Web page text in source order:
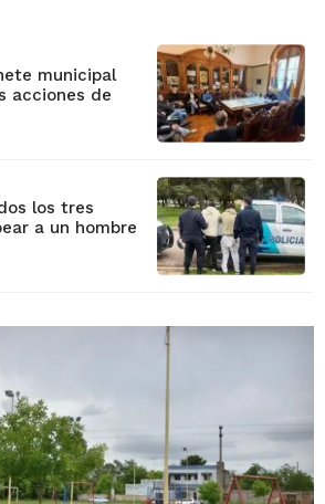
municipal
acciones de
los tres
a un hombre